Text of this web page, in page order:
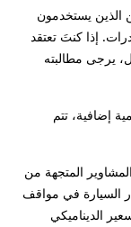
الذين يستخدمون
إذا كنتَ تعتقد
يرجى مطالبته
إضافية، تتم
المتجهة من
السيارة في مواقف
الديناميكي